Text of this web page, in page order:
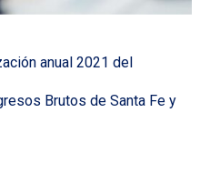
anual 2021 del
Brutos de Santa Fe y